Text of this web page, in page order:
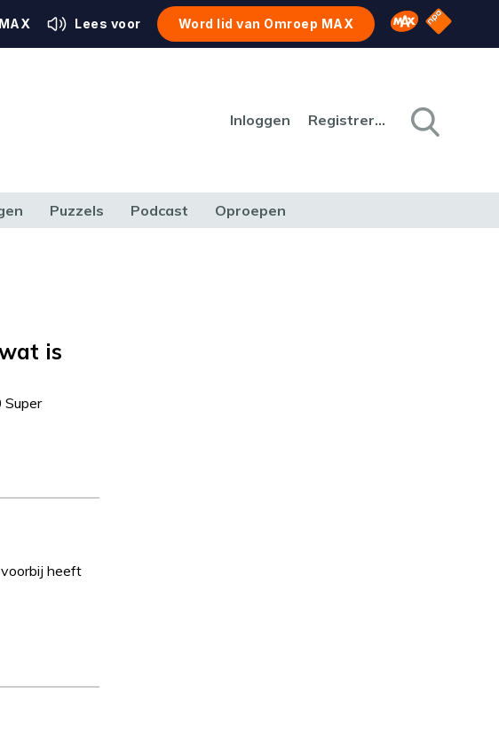
Lees voor Word lid van Omroep MAX Omroep MAX
NPO
Inloggen Registreren
Puzzels Podcast Oproepen
is
Super
heeft